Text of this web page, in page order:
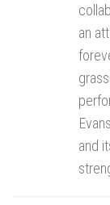
an
and